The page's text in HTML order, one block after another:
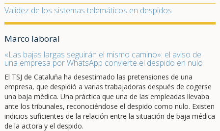
Validez de los sistemas telemáticos en despidos
Marco laboral
«Las bajas largas seguirán el mismo camino»: el aviso de
una empresa por WhatsApp convierte el despido en nulo
El TSJ de Cataluña ha desestimado las pretensiones de una
empresa, que despidió a varias trabajadoras después de cogerse
una baja médica. Una práctica que una de las empleadas llevaba
ante los tribunales, reconociéndose el despido como nulo. Existen
indicios suficientes de la relación entre la situación de baja médica
de la actora y el despido.